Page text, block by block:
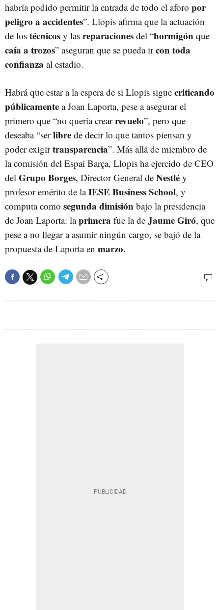
habría podido permitir la entrada de todo el aforo por
peligro a accidentes”. Llopis afirma que la actuación
de los técnicos y las reparaciones del “hormigón que
caía a trozos” aseguran que se pueda ircon toda
confianza al estadio.
Habrá que estar a la espera de si Llopis sigue criticando
públicamente a Joan Laporta, pese a asegurar el
primero que “no quería crearrevuelo”, pero que
deseaba “serlibre de decir lo que tantos piensan y
poder exigirtransparencia”. Más allá de miembro de
la comisión del Espai Barça, Llopis ha ejercido de CEO
del Grupo Borges, Director General de Nestlé y
profesor emérito de laIESE Business School, y
computa como segunda dimisión bajo la presidencia
de Joan Laporta: laprimera fue la de Jaume Giró, que
pese a no llegar a asumir ningún cargo, se bajó de la
propuesta de Laporta en marzo.